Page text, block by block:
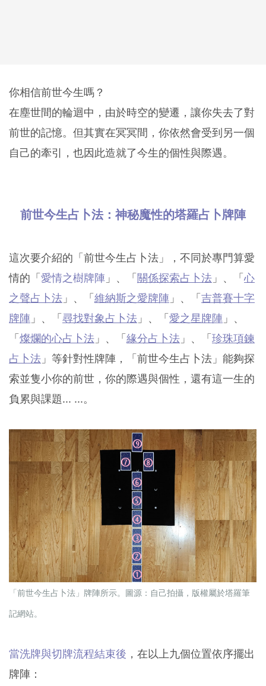
你相信前世今生嗎？
在塵世間的輪迴中，由於時空的變遷，讓你失去了對
前世的記憶。但其實在冥冥間，你依然會受到另一個
自己的牽引，也因此造就了今生的個性與際遇。
前世今生占卜法：神秘魔性的塔羅占卜牌陣
這次要介紹的「前世今生占卜法」，不同於專門算愛
情的「 愛情之樹牌陣 」、「 關係探索占卜法 」、「 心
之聲占卜法 」、「 維納斯之愛牌陣 」、「 吉普賽十字
牌陣 」、「 尋找對象占卜法 」、「 愛之星牌陣 」、
「 燦爛的心占卜法 」、「 緣分占卜法 」、「 珍珠項鍊
占卜法 」等針對性牌陣，「前世今生占卜法」能夠探
索並隻小你的前世，你的際遇與個性，還有這一生的
負累與課題... ...。
「前世今生占卜法」牌陣所示。圖源：自己拍攝，版權屬於塔羅筆
記網站。
當洗牌與切牌流程結束後 ，在以上九個位置依序擺出
牌陣：